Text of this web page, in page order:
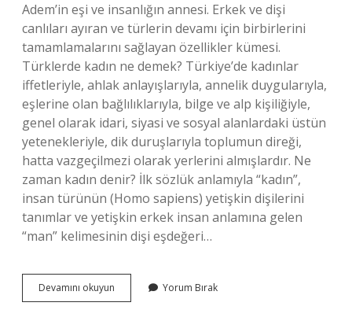
Adem’in eşi ve insanlığın annesi. Erkek ve dişi
canlıları ayıran ve türlerin devamı için birbirlerini
tamamlamalarını sağlayan özellikler kümesi.
Türklerde kadın ne demek? Türkiye’de kadınlar
iffetleriyle, ahlak anlayışlarıyla, annelik duygularıyla,
eşlerine olan bağlılıklarıyla, bilge ve alp kişiliğiyle,
genel olarak idari, siyasi ve sosyal alanlardaki üstün
yetenekleriyle, dik duruşlarıyla toplumun direği,
hatta vazgeçilmezi olarak yerlerini almışlardır. Ne
zaman kadın denir? İlk sözlük anlamıyla “kadın”,
insan türünün (Homo sapiens) yetişkin dişilerini
tanımlar ve yetişkin erkek insan anlamına gelen
“man” kelimesinin dişi eşdeğeri…
Devamını okuyun
Ne
Yorum Bırak